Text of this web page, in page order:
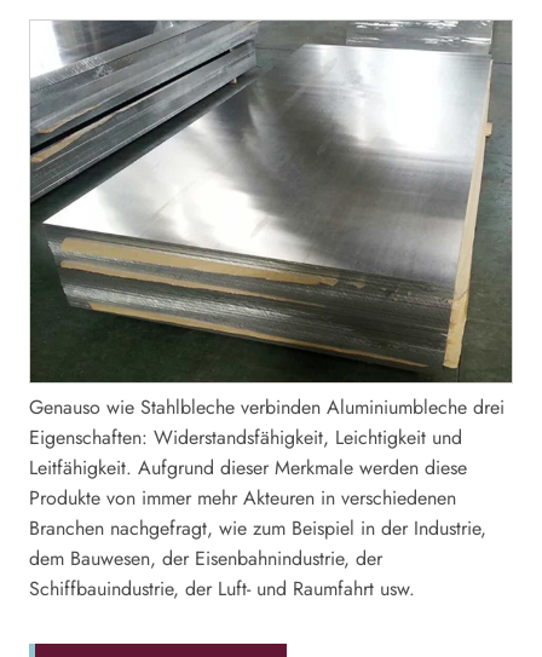
Genauso wie Stahlbleche verbinden Aluminiumbleche drei
Eigenschaften: Widerstandsfähigkeit, Leichtigkeit und
Leitfähigkeit. Aufgrund dieser Merkmale werden diese
Produkte von immer mehr Akteuren in verschiedenen
Branchen nachgefragt, wie zum Beispiel in der Industrie,
dem Bauwesen, der Eisenbahnindustrie, der
Schiffbauindustrie, der Luft- und Raumfahrt usw.